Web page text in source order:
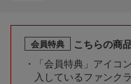
会員特典
こちらの商
「会員特典」アイコ
入しているファンク